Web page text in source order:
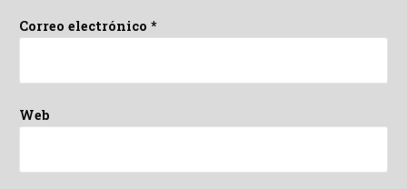
Correo electrónico *
Web